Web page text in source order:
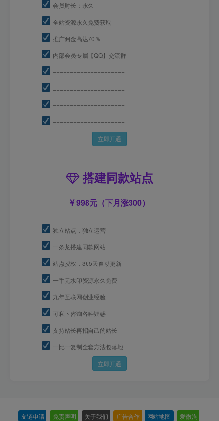
会员时长：永久
全站资源永久免费获取
推广佣金高达70％
内部会员专属【QQ】交流群
=====================
=====================
=====================
=====================
立即开通
搭建同款站点
998元（下月涨300）
独立站点，独立运营
一条龙搭建同款网站
站点授权，365天自动更新
一手无水印资源永久免费
九年互联网创业经验
可私下咨询各种疑惑
支持站长再招自己的站长
一比一复制全套方法包落地
立即开通
友链申请 免责声明 关于我们 广告合作 网站地图 爱微淘